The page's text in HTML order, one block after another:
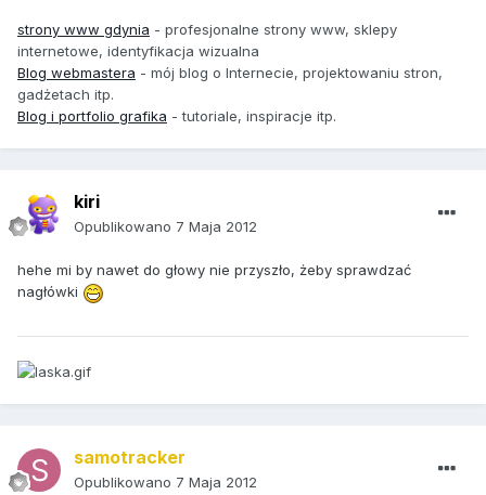
strony www gdynia - profesjonalne strony www, sklepy
internetowe, identyfikacja wizualna
Blog webmastera - mój blog o Internecie, projektowaniu stron,
gadżetach itp.
Blog i portfolio grafika - tutoriale, inspiracje itp.
kiri
Opublikowano 7 Maja 2012
hehe mi by nawet do głowy nie przyszło, żeby sprawdzać
nagłówki
samotracker
Opublikowano 7 Maja 2012